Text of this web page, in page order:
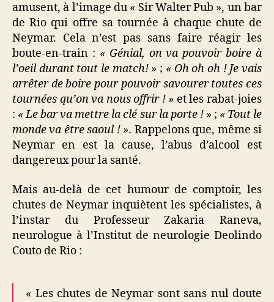
amusent, à l’image du « Sir Walter Pub », un bar
de Rio qui offre sa tournée à chaque chute de
Neymar. Cela n’est pas sans faire réagir les
boute-en-train : « Génial, on va pouvoir boire à
l’oeil durant tout le match! » ; « Oh oh oh ! Je vais
arrêter de boire pour pouvoir savourer toutes ces
tournées qu’on va nous offrir ! » et les rabat-joies
: « Le bar va mettre la clé sur la porte ! » ; « Tout le
monde va être saoul ! ». Rappelons que, même si
Neymar en est la cause, l’abus d’alcool est
dangereux pour la santé.
Mais au-delà de cet humour de comptoir, les
chutes de Neymar inquiètent les spécialistes, à
l’instar du Professeur Zakaria Raneva,
neurologue à l’Institut de neurologie Deolindo
Couto de Rio :
« Les chutes de Neymar sont sans nul doute